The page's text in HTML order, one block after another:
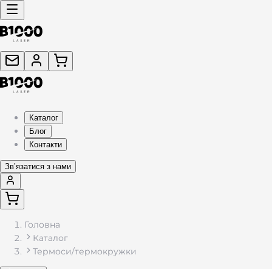
Каталог
Блог
Контакти
Звʼязатися з нами
Головна
Каталог
Термоси/термокружки
Термокружка, Термочашка: Купити Якісні Термос Кружки з